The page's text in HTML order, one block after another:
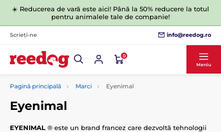
☀️ Reducerea de vară este aici! Până la 50% reducere la totul
pentru animalele tale de companie!
Scrieți-ne info@reedog.ro
0
Meniu
Pagină principală Marci Eyenimal
Eyenimal
EYENIMAL ® este un brand francez care dezvoltă tehnologii